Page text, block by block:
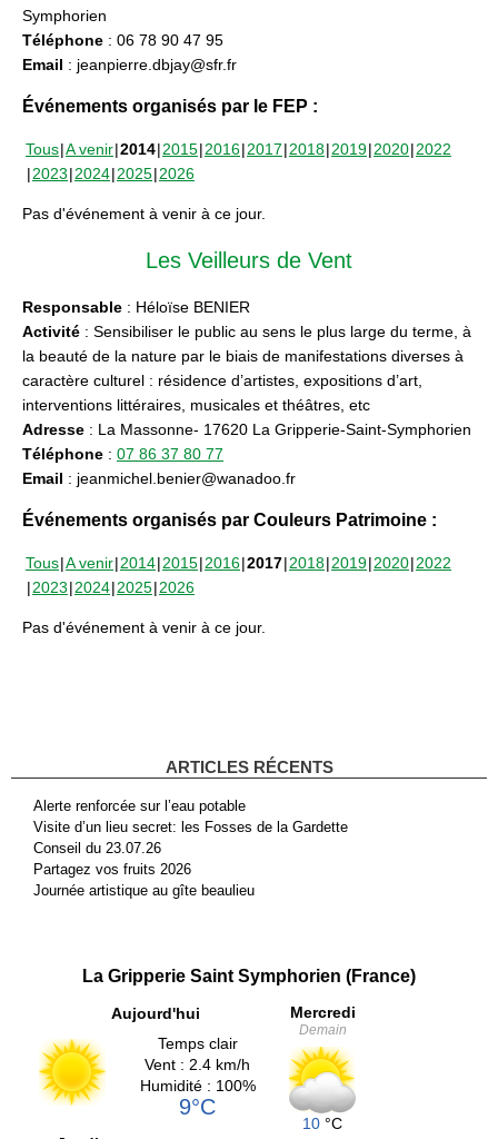
Symphorien
Téléphone : 06 78 90 47 95
Email : jeanpierre.dbjay@sfr.fr
Événements organisés par le FEP :
Tous A venir 2014 2015 2016 2017 2018 2019 2020 2022
2023 2024 2025 2026
Pas d'événement à venir à ce jour.
Les Veilleurs de Vent
Responsable : Héloïse BENIER
Activité : Sensibiliser le public au sens le plus large du terme, à
la beauté de la nature par le biais de manifestations diverses à
caractère culturel : résidence d’artistes, expositions d’art,
interventions littéraires, musicales et théâtres, etc
Adresse : La Massonne- 17620 La Gripperie-Saint-Symphorien
Téléphone : 07 86 37 80 77
Email : jeanmichel.benier@wanadoo.fr
Événements organisés par Couleurs Patrimoine :
Tous A venir 2014 2015 2016 2017 2018 2019 2020 2022
2023 2024 2025 2026
Pas d'événement à venir à ce jour.
ARTICLES RÉCENTS
Alerte renforcée sur l’eau potable
Visite d’un lieu secret: les Fosses de la Gardette
Conseil du 23.07.26
Partagez vos fruits 2026
Journée artistique au gîte beaulieu
La Gripperie Saint Symphorien (France)
Aujourd'hui
Temps clair
Vent : 2.4 km/h
Humidité : 100%
9°C
Mercredi
Demain
10 °C